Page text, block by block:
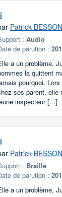
Patrick BESSON
: Audio
de parution :
a un problème,
la quittent
pourquoi.
ses parent, elle
inspecteur [...]
Patrick BESSON
: Braille
de parution :
a un problème,